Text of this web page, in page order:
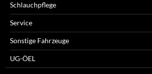
Schlauchpflege
Service
Sonstige Fahrzeuge
UG-ÖEL